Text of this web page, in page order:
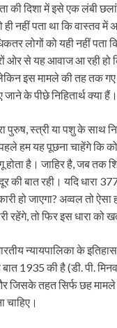
दिशा में इसे एक लंबी
नहीं पता था कि वास्तव में
लोगों को यही नहीं पता
ओर से यह आवाज आ रही हो
इस मामले की तह तक
के पीछे निहितार्थ क्या हैं।
पुरुष, स्त्री या पशु के साथ
हम यह पूछना चाहेंगे कि
है। जाहिर है, जब तक
बात रही। यदि धारा
हो जाएगा? अव्वल तो ऐसा
रहेंगे, तो फिर इस धारा को
न्यायपालिका के
1935 की है (डी. पी.
जिसके तहत सिर्फ छह
चाहिए।